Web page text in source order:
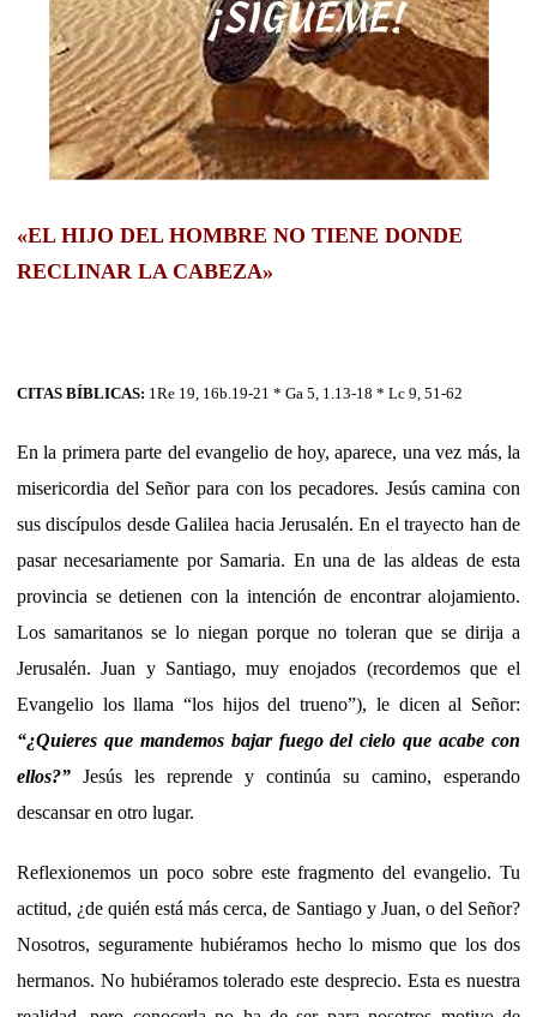
«EL HIJO DEL HOMBRE NO TIENE DONDE
RECLINAR LA CABEZA»
CITAS BÍBLICAS: 1Re 19, 16b.19-21 * Ga 5, 1.13-18 * Lc 9, 51-62
En la primera parte del evangelio de hoy, aparece, una vez más, la
misericordia del Señor para con los pecadores. Jesús camina con
sus discípulos desde Galilea hacia Jerusalén. En el trayecto han de
pasar necesariamente por Samaria. En una de las aldeas de esta
provincia se detienen con la intención de encontrar alojamiento.
Los samaritanos se lo niegan porque no toleran que se dirija a
Jerusalén. Juan y Santiago, muy enojados (recordemos que el
Evangelio los llama “los hijos del trueno”), le dicen al Señor:
“¿Quieres que mandemos bajar fuego del cielo que acabe con
ellos?” Jesús les reprende y continúa su camino, esperando
descansar en otro lugar.
Reflexionemos un poco sobre este fragmento del evangelio. Tu
actitud, ¿de quién está más cerca, de Santiago y Juan, o del Señor?
Nosotros, seguramente hubiéramos hecho lo mismo que los dos
hermanos. No hubiéramos tolerado este desprecio. Esta es nuestra